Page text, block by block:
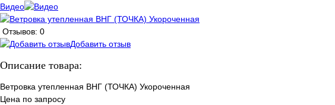
Видео
Отзывов: 0
Добавить отзыв
Описание товара:
Ветровка утепленная ВНГ (ТОЧКА) Укороченная
Цена по запросу